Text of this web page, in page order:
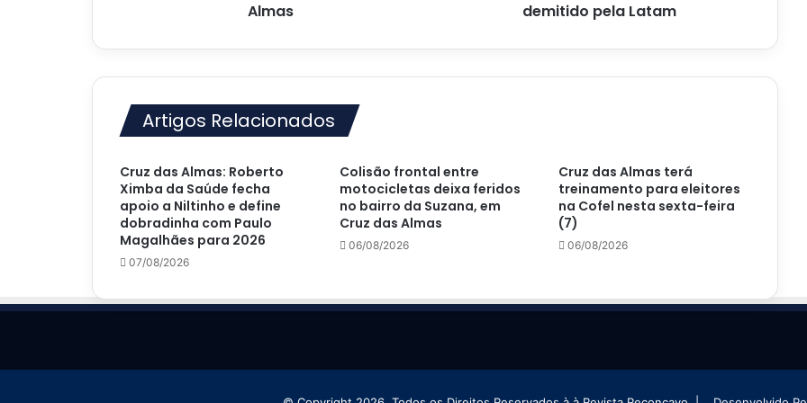
Almas
demitido pela Latam
Artigos Relacionados
Cruz das Almas: Roberto
Ximba da Saúde fecha
apoio a Niltinho e define
dobradinha com Paulo
Magalhães para 2026
07/08/2026
Colisão frontal entre
motocicletas deixa feridos
no bairro da Suzana, em
Cruz das Almas
06/08/2026
Cruz das Almas terá
treinamento para eleitores
na Cofel nesta sexta-feira
(7)
06/08/2026